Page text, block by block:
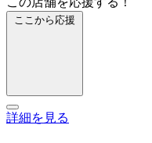
ここから応援
詳細を見る